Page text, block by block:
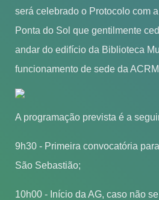
será celebrado o Protocolo com
Ponta do Sol que gentilmente
andar do edifício da Biblioteca
funcionamento de sede da
A programação prevista é a
9h30 - Primeira convocatória
São Sebastião;
10h00 - Início da AG, caso não